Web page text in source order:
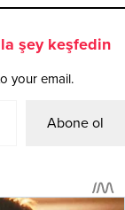
şey keşfedin
your email.
Abone ol